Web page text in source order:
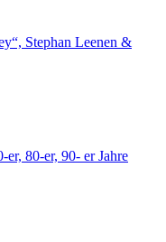
Stephan Leenen &
80-er, 90- er Jahre